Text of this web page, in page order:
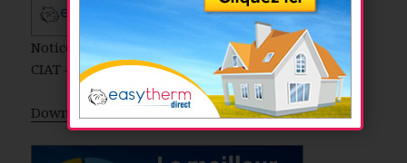
Notice et caractéristiques de la Pompe à chaleur
CIAT – YUNAII
Download the PDF file .